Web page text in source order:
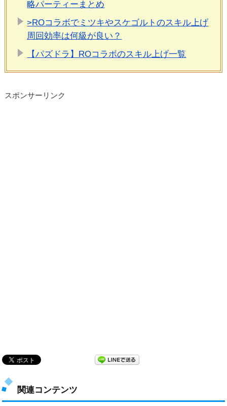
略パーティーまとめ
>ROコラボでミツキやスケゴルトのスキル上げ
周回効率は何級が良い？
【パズドラ】ROコラボのスキル上げ一覧
スポンサーリンク
関連コンテンツ